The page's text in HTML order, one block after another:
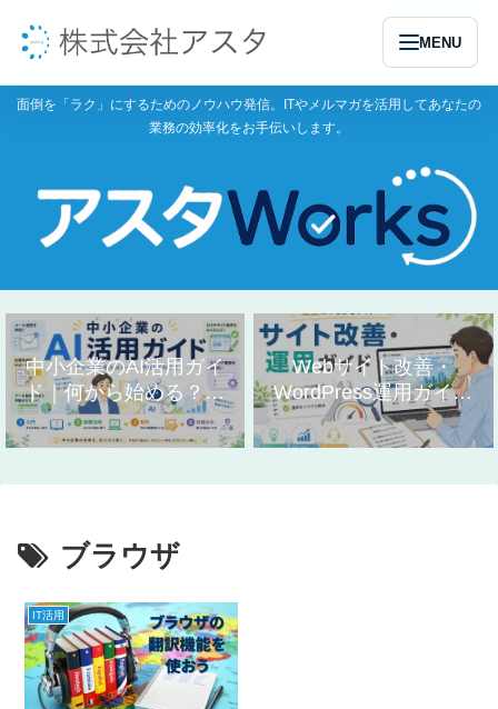
MENU
面倒を「ラク」にするためのノウハウ発信。ITやメルマガを活用してあなたの
業務の効率化をお手伝いします。
中小企業のAI活用ガイ
ド｜何から始める？業
務別の使い方まとめ
Webサイト改善・
WordPress運用ガイド
｜作り方と直し方
ブラウザ
IT活用